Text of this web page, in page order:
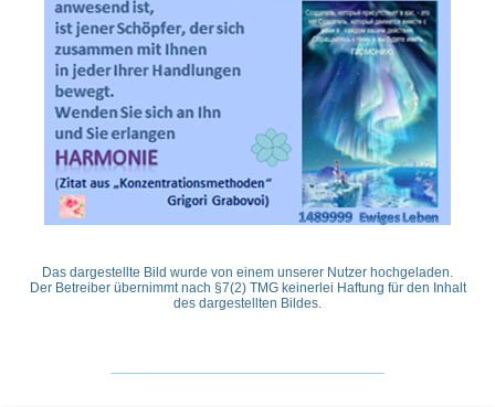
Das dargestellte Bild wurde von einem unserer Nutzer hochgeladen.
Der Betreiber übernimmt nach §7(2) TMG keinerlei Haftung für den Inhalt
des dargestellten Bildes.